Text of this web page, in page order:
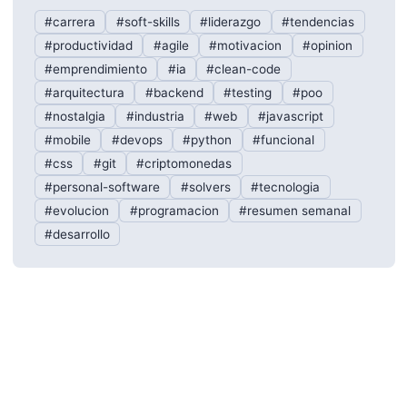
#carrera #soft-skills #liderazgo
#tendencias
#productividad
#agile #motivacion
#opinion
#emprendimiento
#ia
#clean-code
#arquitectura
#backend #testing
#poo
#nostalgia
#industria #web
#javascript
#mobile
#devops #python
#funcional
#css
#git
#criptomonedas
#personal-software
#solvers
#tecnologia
#evolucion
#programacion
#resumen semanal
#desarrollo